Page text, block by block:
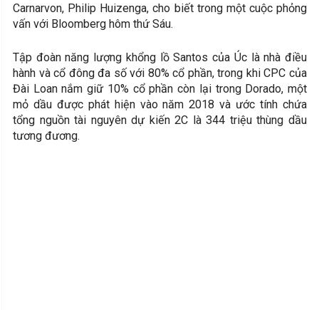
Carnarvon, Philip Huizenga, cho biết trong một cuộc phỏng
vấn với Bloomberg hôm thứ Sáu.
Tập đoàn năng lượng khổng lồ Santos của Úc là nhà điều
hành và cổ đông đa số với 80% cổ phần, trong khi CPC của
Đài Loan nắm giữ 10% cổ phần còn lại trong Dorado, một
mỏ dầu được phát hiện vào năm 2018 và ước tính chứa
tổng nguồn tài nguyên dự kiến 2C là 344 triệu thùng dầu
tương đương.